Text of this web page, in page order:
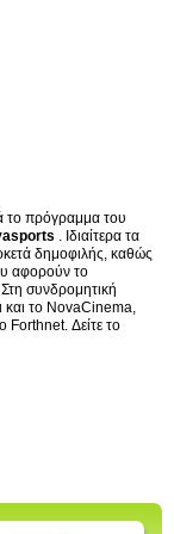
το πρόγραμμα του
. Ιδιαίτερα τα
δημοφιλής, καθώς
αφορούν το
συνδρομητική
και το NovaCinema,
Forthnet. Δείτε το
radio, 1 live